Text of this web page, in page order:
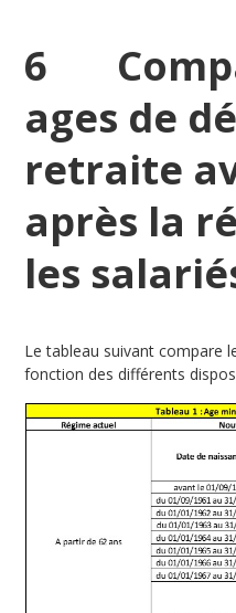
6
ages de
retraite
après la
les
Le tableau suivant compare
fonction des différents